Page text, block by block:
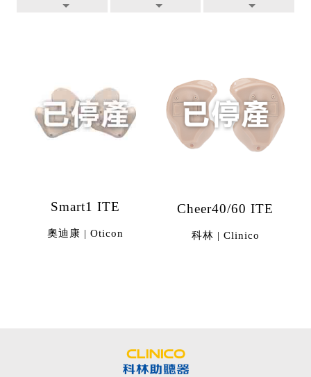
Smart1 ITE
奧迪康 | Oticon
Cheer40/60 ITE
科林 | Clinico